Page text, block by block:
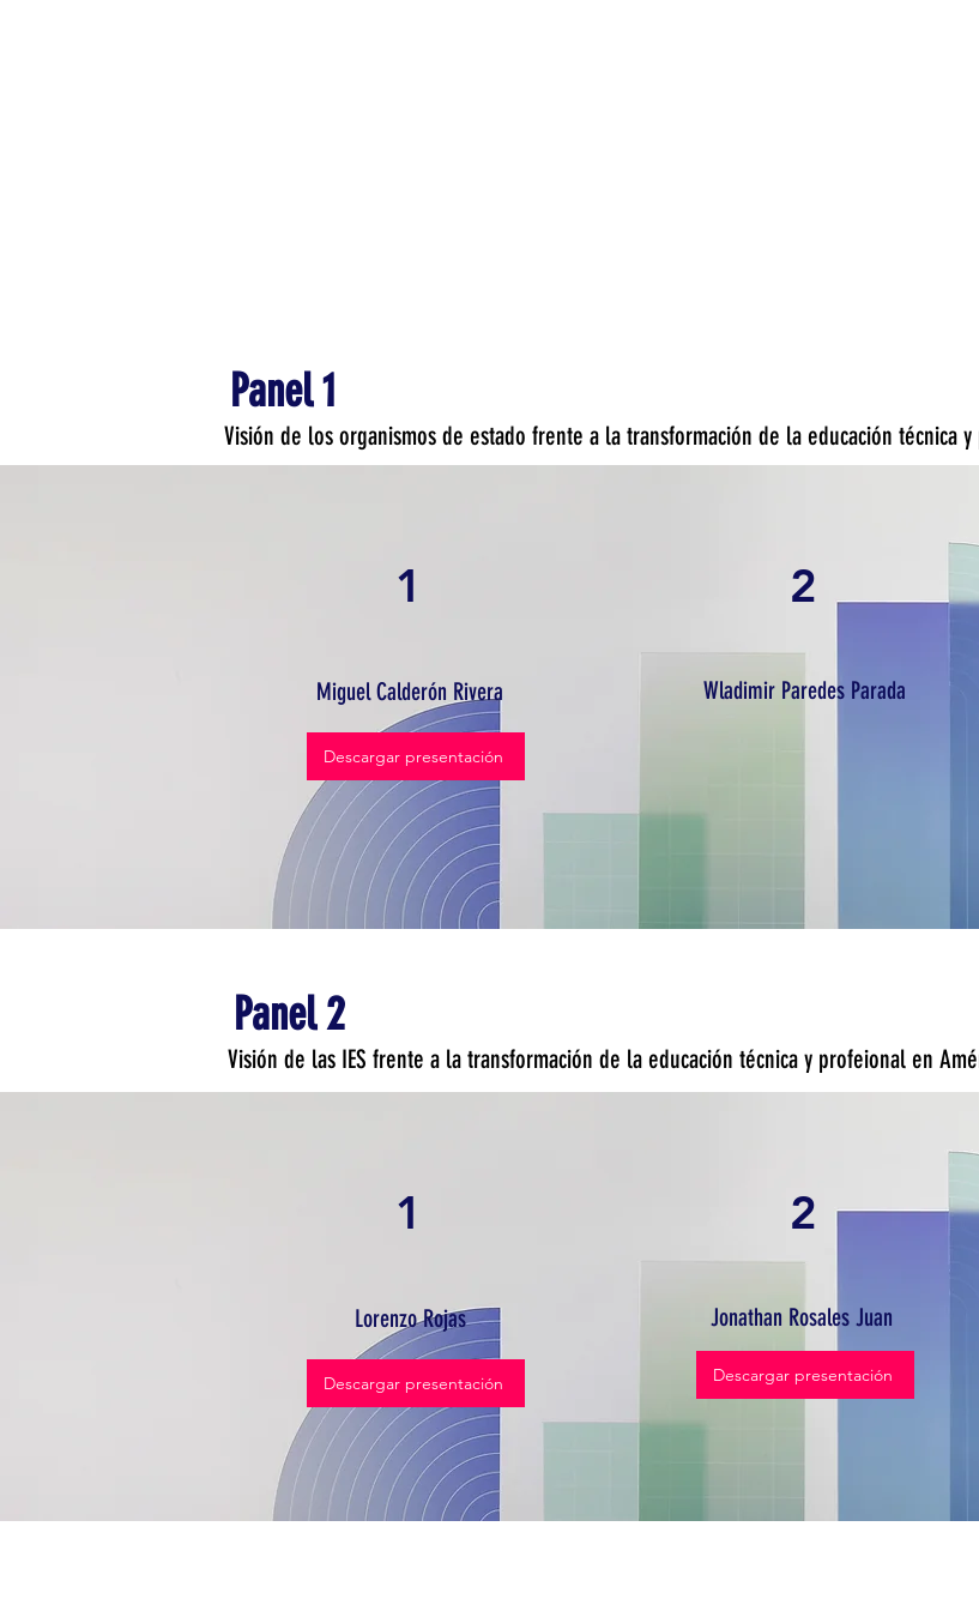
Panel 1
Visión de los organismos de estado frente a la transformación de la educación técnica
1
Miguel Calderón Rivera
Descargar presentación
2
Wladimir Paredes Parada
Panel 2
Visión de las IES frente a la transformación de la educación técnica y profeional en
1
Lorenzo Rojas
Descargar presentación
2
Jonathan Rosales Juan
Descargar presentación